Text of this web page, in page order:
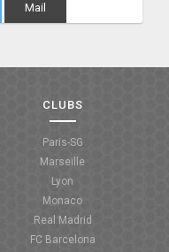
Mail
CLUBS
Paris-SG
Marseille
Lyon
Monaco
Real Madrid
FC Barcelona